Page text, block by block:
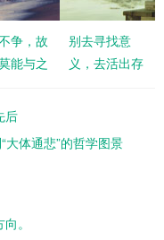
争，故
能与之
别去寻找意
义，去活出存
后
大体通悲”的哲学图景
。